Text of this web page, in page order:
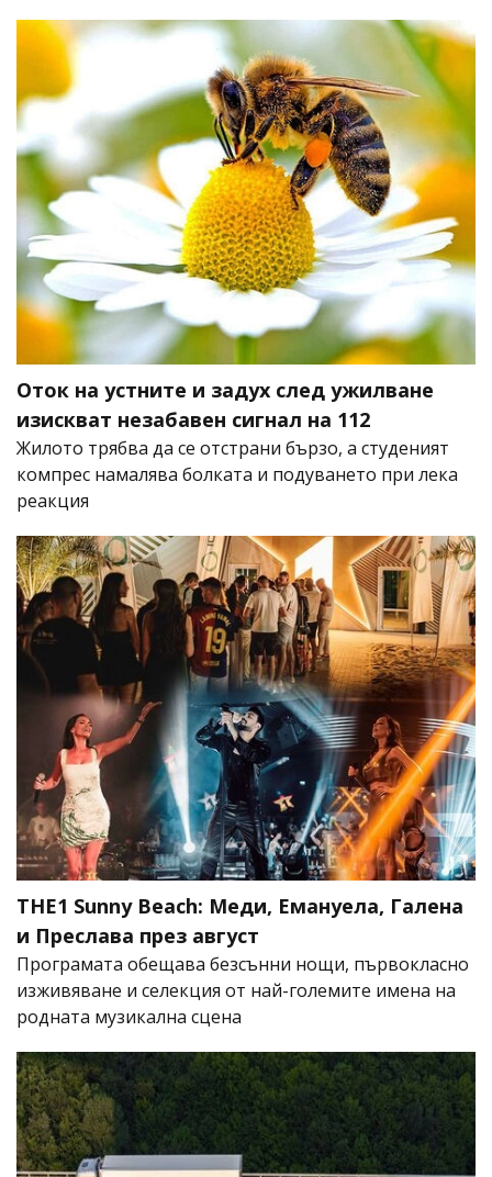
Оток на устните и задух след ужилване
изискват незабавен сигнал на 112
Жилото трябва да се отстрани бързо, а студеният
компрес намалява болката и подуването при лека
реакция
THE1 Sunny Beach: Меди, Емануела, Галена
и Преслава през август
Програмата обещава безсънни нощи, първокласно
изживяване и селекция от най-големите имена на
родната музикална сцена